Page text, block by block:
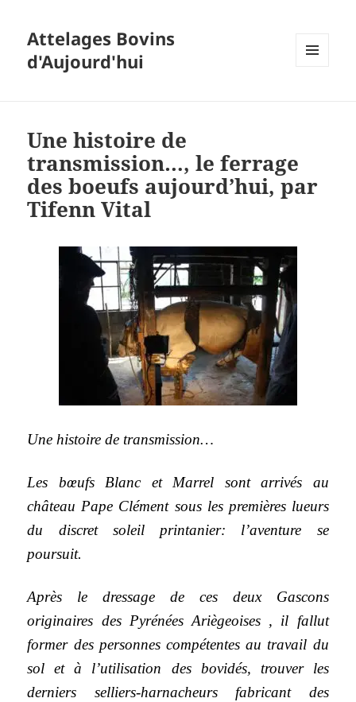
Attelages Bovins
d'Aujourd'hui
Une histoire de
transmission…, le ferrage
des boeufs aujourd’hui, par
Tifenn Vital
Une histoire de transmission…
Les bœufs Blanc et Marrel sont arrivés au
château Pape Clément sous les premières lueurs
du discret soleil printanier: l’aventure se
poursuit.
Après le dressage de ces deux Gascons
originaires des Pyrénées Ariègeoises , il fallut
former des personnes compétentes au travail du
sol et à l’utilisation des bovidés, trouver les
derniers selliers-harnacheurs fabricant des